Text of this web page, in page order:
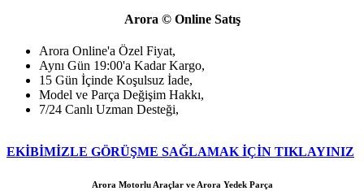
Arora © Online Satış
Arora Online'a Özel Fiyat,
Aynı Gün 19:00'a Kadar Kargo,
15 Gün İçinde Koşulsuz İade,
Model ve Parça Değişim Hakkı,
7/24 Canlı Uzman Desteği,
EKİBİMİZLE GÖRÜŞME SAĞLAMAK İÇİN TIKLAYINIZ
Arora Motorlu Araçlar ve Arora Yedek Parça